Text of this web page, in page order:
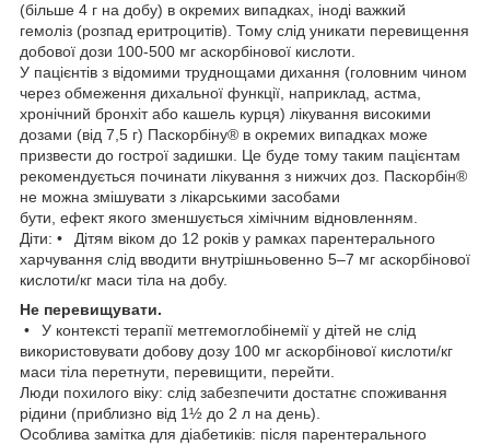
(більше 4 г на добу) в окремих випадках, іноді важкий
гемоліз (розпад еритроцитів). Тому слід уникати перевищення
добової дози 100-500 мг аскорбінової кислоти.
У пацієнтів з відомими труднощами дихання (головним чином
через обмеження дихальної функції, наприклад, астма,
хронічний бронхіт або кашель курця) лікування високими
дозами (від 7,5 г) Паскорбіну® в окремих випадках може
призвести до гострої задишки. Це буде тому таким пацієнтам
рекомендується починати лікування з нижчих доз. Паскорбін®
не можна змішувати з лікарськими засобами
бути, ефект якого зменшується хімічним відновленням.
Діти: • Дітям віком до 12 років у рамках парентерального
харчування слід вводити внутрішньовенно 5–7 мг аскорбінової
кислоти/кг маси тіла на добу.
Не перевищувати.
• У контексті терапії метгемоглобінемії у дітей не слід
використовувати добову дозу 100 мг аскорбінової кислоти/кг
маси тіла перетнути, перевищити, перейти.
Люди похилого віку: слід забезпечити достатнє споживання
рідини (приблизно від 1½ до 2 л на день).
Особлива замітка для діабетиків: після парентерального